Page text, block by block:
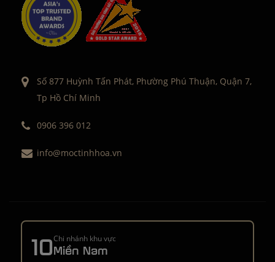
Số 877 Huỳnh Tấn Phát, Phường Phú Thuận, Quận 7,
Tp Hồ Chí Minh
0906 396 012
info@moctinhhoa.vn
10Chi nhánh khu vực
Miền Nam